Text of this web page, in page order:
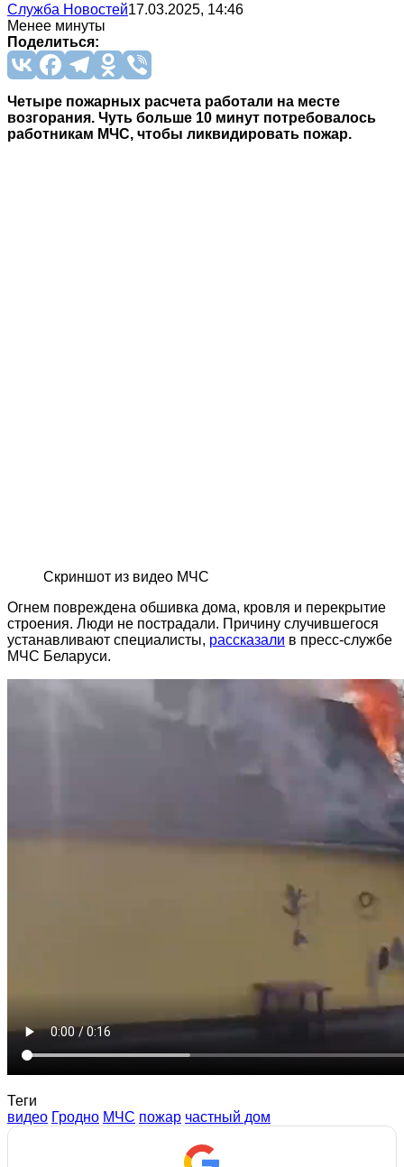
Служба Новостей17.03.2025, 14:46
Менее минуты
Поделиться:
Четыре пожарных расчета работали на месте
возгорания. Чуть больше 10 минут потребовалось
работникам МЧС, чтобы ликвидировать пожар.
Скриншот из видео МЧС
Огнем повреждена обшивка дома, кровля и перекрытие
строения. Люди не пострадали. Причину случившегося
устанавливают специалисты, рассказали в пресс-службе
МЧС Беларуси.
Теги
видео Гродно МЧС пожар частный дом